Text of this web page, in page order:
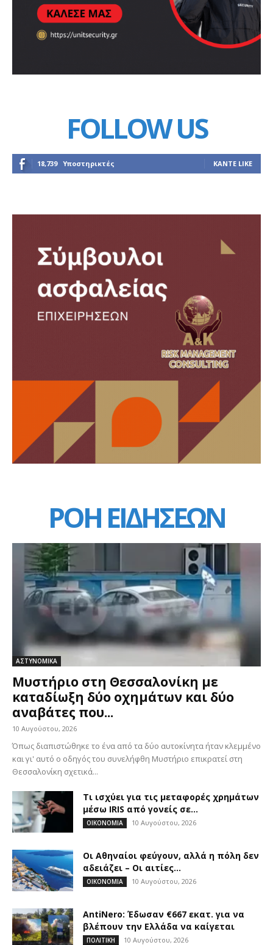
FOLLOW US
18,739 Υποστηρικτές ΚΆΝΤΕ LIKE
ΡΟΗ ΕΙΔΗΣΕΩΝ
ΑΣΤΥΝΟΜΙΚΑ
Μυστήριο στη Θεσσαλονίκη με
καταδίωξη δύο οχημάτων και δύο
αναβάτες που...
10 Αυγούστου, 2026
Όπως διαπιστώθηκε το ένα από τα δύο αυτοκίνητα ήταν κλεμμένο
και γι' αυτό ο οδηγός του συνελήφθη Μυστήριο επικρατεί στη
Θεσσαλονίκη σχετικά...
Τι ισχύει για τις μεταφορές χρημάτων
μέσω IRIS από γονείς σε...
ΟΙΚΟΝΟΜΙΑ 10 Αυγούστου, 2026
Οι Αθηναίοι φεύγουν, αλλά η πόλη δεν
αδειάζει – Οι αιτίες...
ΟΙΚΟΝΟΜΙΑ 10 Αυγούστου, 2026
AntiNero: Έδω­σαν €667 εκατ. για να
βλέπουν την Ελλάδα να καίγε­ται
ΠΟΛΙΤΙΚΗ 10 Αυγούστου, 2026